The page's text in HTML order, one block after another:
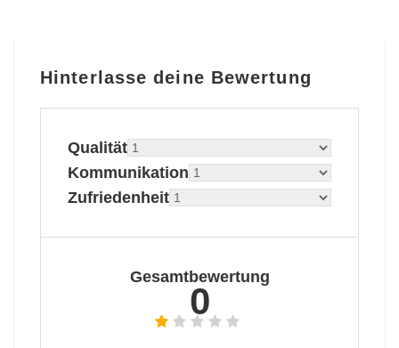
Hinterlasse deine Bewertung
Qualität
Kommunikation
Zufriedenheit
Gesamtbewertung
0